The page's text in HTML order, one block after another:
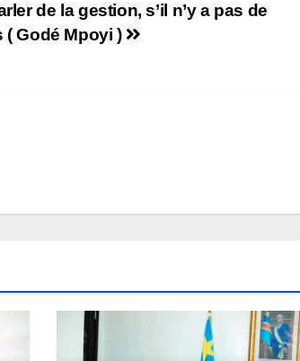
de la gestion, s’il n’y a pas de
( Godé Mpoyi )